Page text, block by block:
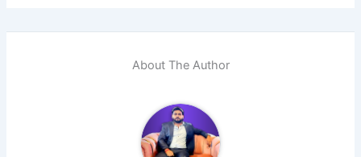
About The Author